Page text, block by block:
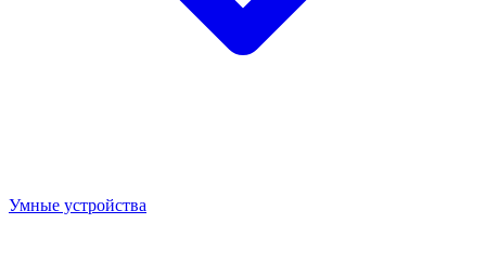
Умные устройства